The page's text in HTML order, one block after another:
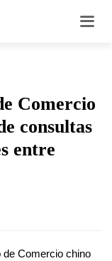
Comercio
consultas
entre
Comercio chino